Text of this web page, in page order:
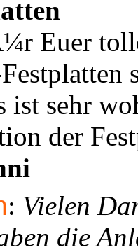
Euer
ist sehr
der
: Vielen
die